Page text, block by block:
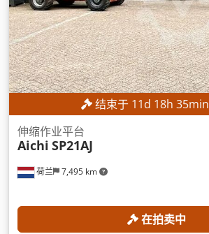
结束于 11d 18h 35min
荷兰 7,495 km
伸缩作业平台
Aichi SP21AJ
在拍卖中